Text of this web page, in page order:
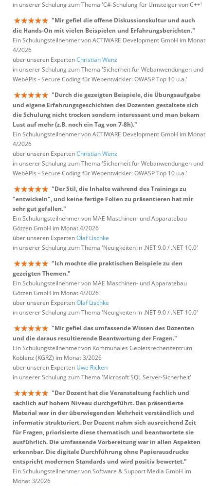
in unserer Schulung zum Thema 'C#-Schulung für Umsteiger von C++'
"Mir gefiel die offene Diskussionskultur und auch
die Hands-On mit vielen Beispielen und Erfahrungsberichten."
Ein Schulungsteilnehmer von ACTIWARE Development GmbH im Monat
4/2026
über unseren ExpertenChristian Wenz
in unserer Schulung zum Thema 'Sicherheit für Webanwendungen und
WebAPIs - Secure Coding für Webentwickler: OWASP Top 10 u.a.'
"Durch die gezeigten Beispiele, die Übungsaufgabe
und eigene Erfahrungsgeschichten des Dozenten gestaltete sich
die Schulung nicht trocken sondern interessant und man bekam
Lust auf mehr (z.B. noch ein Tag von 7-8h)."
Ein Schulungsteilnehmer von ACTIWARE Development GmbH im Monat
4/2026
über unseren ExpertenChristian Wenz
in unserer Schulung zum Thema 'Sicherheit für Webanwendungen und
WebAPIs - Secure Coding für Webentwickler: OWASP Top 10 u.a.'
"Der Stil, die Inhalte während des Trainings zu
"entwickeln", und keine fertige Folien zu präsentieren hat mir
sehr gut gefallen."
Ein Schulungsteilnehmer von MAE Maschinen- und Apparatebau
Götzen GmbH im Monat 4/2026
über unseren ExpertenOlaf Lischke
in unserer Schulung zum Thema 'Neuigkeiten in .NET 9.0 / .NET 10.0'
"Ich mochte die praktischen Beispiele zu den
gezeigten Themen."
Ein Schulungsteilnehmer von MAE Maschinen- und Apparatebau
Götzen GmbH im Monat 4/2026
über unseren ExpertenOlaf Lischke
in unserer Schulung zum Thema 'Neuigkeiten in .NET 9.0 / .NET 10.0'
"Mir gefiel das umfassende Wissen des Dozenten
und die daraus resultierende Beantwortung der Fragen."
Ein Schulungsteilnehmer von Kommunales Gebietsrechenzentrum
Koblenz (KGRZ) im Monat 3/2026
über unseren Experten Uwe Ricken
in unserer Schulung zum Thema 'Microsoft SQL Server-Sicherheit'
"Der Dozent hat die Veranstaltung fachlich und
sachlich auf hohem Niveau durchgeführt. Das präsentierte
Material war in der überwiegenden Mehrheit verständlich und
informativ strukturiert. Der Dozent nahm sich ausreichend Zeit
für Fragen, priorisierte diese thematisch und beantwortete sie
ausführlich. Die umfassende Vorbereitung war in allen Aspekten
erkennbar. Die digitale Durchführung ohne Papierausdrucke
entspricht modernen Standards und wird positiv bewertet."
Ein Schulungsteilnehmer von Software & Support Media GmbH im
Monat 3/2026